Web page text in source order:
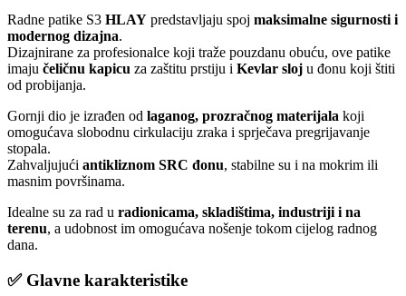
Radne patike S3 HLAY predstavljaju spoj maksimalne sigurnosti i
modernog dizajna.
Dizajnirane za profesionalce koji traže pouzdanu obuću, ove patike
imaju čeličnu kapicu za zaštitu prstiju i Kevlar sloj u đonu koji štiti
od probijanja.
Gornji dio je izrađen od laganog, prozračnog materijala koji
omogućava slobodnu cirkulaciju zraka i sprječava pregrijavanje
stopala.
Zahvaljujući antikliznom SRC đonu, stabilne su i na mokrim ili
masnim površinama.
Idealne su za rad u radionicama, skladištima, industriji i na
terenu, a udobnost im omogućava nošenje tokom cijelog radnog
dana.
✅ Glavne karakteristike